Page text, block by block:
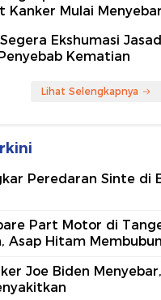
Kanker Mulai Menyebar
Ekshumasi
Kematian
Lihat Selengkapnya
Peredaran Sinte di
Part Motor di
Asap Hitam
Joe Biden